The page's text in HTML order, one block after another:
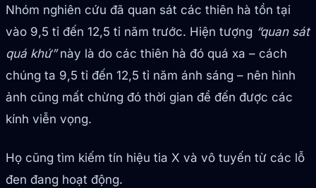
Nhóm nghiên cứu đã quan sát các thiên hà tồn tại
vào 9,5 tỉ đến 12,5 tỉ năm trước. Hiện tượng “quan sát
quá khứ”này là do các thiên hà đó quá xa – cách
chúng ta 9,5 tỉ đến 12,5 tỉ năm ánh sáng – nên hình
ảnh cũng mất chừng đó thời gian để đến được các
kính viễn vọng.
Họ cũng tìm kiếm tín hiệu tia X và vô tuyến từ các lỗ
đen đang hoạt động.